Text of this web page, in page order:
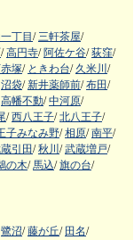
丁目 / 三軒茶屋/
/ 高円寺/ 阿佐ケ谷/ 荻窪/
塚/ ときわ台/ 久米川 /
沼袋/ 新井薬師前/ 布田/
高幡不動/ 中河原/
/ 西八王子/ 北八王子/
子みなみ野/ 相原/ 南平/
引田/ 秋川 / 武蔵増戸/
の木/ 馬込/ 旗の台/
鷺沼/ 藤が丘/ 田名/